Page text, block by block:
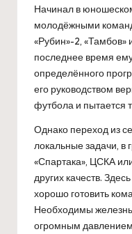
Начинал в
молодёжными
«Рубин»-2, «Тамбов»
последнее время
определённого
его руководством
футбола и пытается
Однако переход из
локальные задачи, в
«Спартака», ЦСКА
других качеств.
хорошо готовить
Необходимы
огромным